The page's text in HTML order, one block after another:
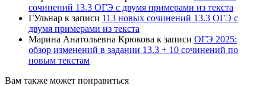
сочинений 13.3 ОГЭ с двумя примерами из текста
ГУльнар к записи 113 новых сочинений 13.3 ОГЭ с
двумя примерами из текста
Марина Анатольевна Крюкова к записи ОГЭ 2025:
обзор изменений в задании 13.3 + 10 сочинений по
новым текстам
Вам также может понравиться